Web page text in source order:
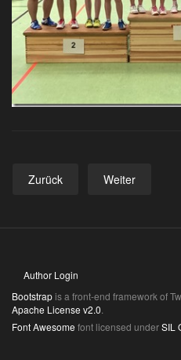
Zurück Weiter
Author Login
Bootstrapis a front-end framework of
Apache License v2.0
Font Awesome font licensed underSIL